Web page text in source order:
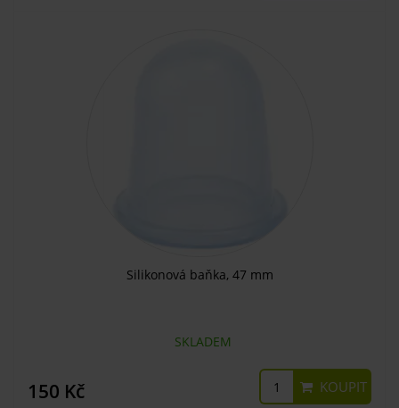
Silikonová baňka, 47 mm
SKLADEM
150 Kč KOUPIT